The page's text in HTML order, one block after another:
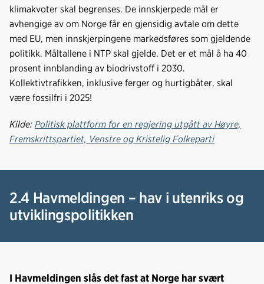
klimakvoter skal begrenses. De innskjerpede mål er
avhengige av om Norge får en gjensidig avtale om dette
med EU, men innskjerpingene markedsføres som gjeldende
politikk. Måltallene i NTP skal gjelde. Det er et mål å ha 40
prosent innblanding av biodrivstoff i 2030.
Kollektivtrafikken, inklusive ferger og hurtigbåter, skal
være fossilfri i 2025!
Kilde: Politisk plattform for en regjering utgått av Høyre,
Fremskrittspartiet, Venstre og Kristelig Folkeparti
2.4 Havmeldingen – hav i utenriks og
utviklingspolitikken
I Havmeldingen slås det fast at Norge har svært